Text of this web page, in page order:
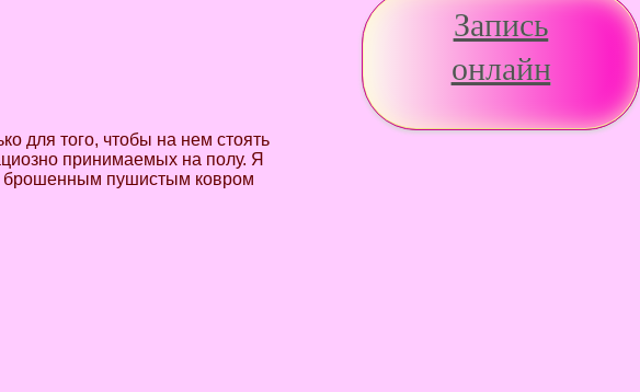
Запись
онлайн
для того, чтобы на нем стоять
принимаемых на полу. Я
брошенным пушистым ковром